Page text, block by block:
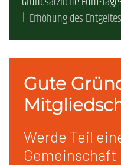
Erhöhung des
Gute
Werde Teil
Gemeinschaft